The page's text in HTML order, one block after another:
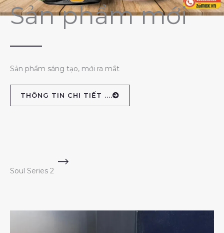
Sản phẩm mới
Sản phẩm sáng tạo, mới ra mắt
THÔNG TIN CHI TIẾT ....
Soul Series 2